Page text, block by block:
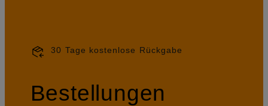
30 Tage kostenlose Rückgabe
Bestellungen